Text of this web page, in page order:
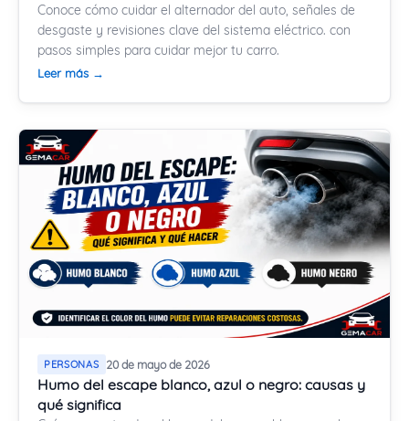
Conoce cómo cuidar el alternador del auto, señales de
desgaste y revisiones clave del sistema eléctrico. con
pasos simples para cuidar mejor tu carro.
Leer más →
PERSONAS 20 de mayo de 2026
Humo del escape blanco, azul o negro: causas y
qué significa